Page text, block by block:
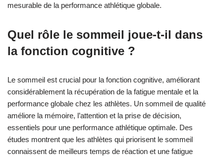
mesurable de la performance athlétique globale.
Quel rôle le sommeil joue-t-il dans
la fonction cognitive ?
Le sommeil est crucial pour la fonction cognitive, améliorant
considérablement la récupération de la fatigue mentale et la
performance globale chez les athlètes. Un sommeil de qualité
améliore la mémoire, l’attention et la prise de décision,
essentiels pour une performance athlétique optimale. Des
études montrent que les athlètes qui priorisent le sommeil
connaissent de meilleurs temps de réaction et une fatigue